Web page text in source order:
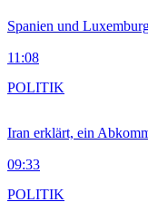
Spanien und
11:08
Iran erklärt, ein
09:33
POLITIK
POLITIK